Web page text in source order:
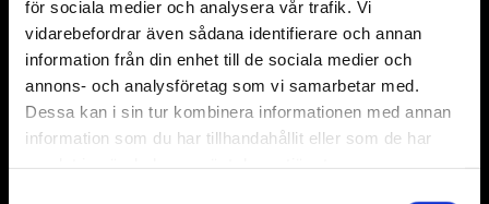
för sociala medier och analysera vår trafik. Vi
vidarebefordrar även sådana identifierare och annan
information från din enhet till de sociala medier och
annons- och analysföretag som vi samarbetar med.
Dessa kan i sin tur kombinera informationen med annan
information som du har tillhandahållit eller som de har
Chicken nuggets med pommes
Pannkakor med vaniljglass & hallon
Vanilj glass med grädde 65:-